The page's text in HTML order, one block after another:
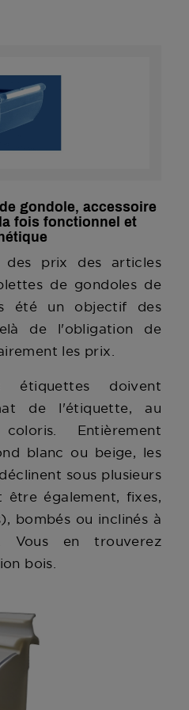
gondole, accessoire
fois fonctionnel et
des prix des articles
de gondoles de
été un objectif des
de l'obligation de
les prix.
étiquettes doivent
de l'étiquette, au
Entièrement
blanc ou beige, les
sous plusieurs
être également, fixes,
bombés ou inclinés à
Vous en trouverez
bois.